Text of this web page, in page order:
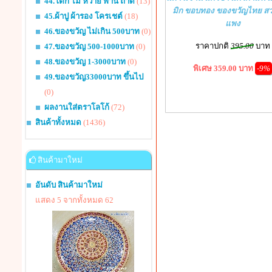
45.ผ้าปู ผ้ารอง โครเชต์ (18)
46.ของขวัญ ไม่เกิน 500บาท (0)
47.ของขวัญ 500-1000บาท (0)
48.ของขวัญ 1-3000บาท (0)
49.ของขวัญ33000บาท ขึ้นไป
(0)
ผลงานใส่ตราโลโก้ (72)
สินค้าทั้งหมด (1436)
สินค้ามาใหม่
อันดับ สินค้ามาใหม่
แสดง 5 จากทั้งหมด 62
มิก ขอบทอง ของขวัญไทย ส
แพง
ราคาปกติ 395.00บาท
พิเศษ 359.00 บาท -9%